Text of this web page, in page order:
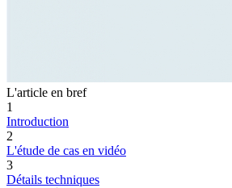
L'article en bref
1
Introduction
2
L'étude de cas en vidéo
3
Détails techniques